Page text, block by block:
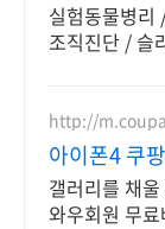
실험동물병
조직진단 / 슬
http://
아이폰4 쿠
요
갤러리를 채
와우회원 무